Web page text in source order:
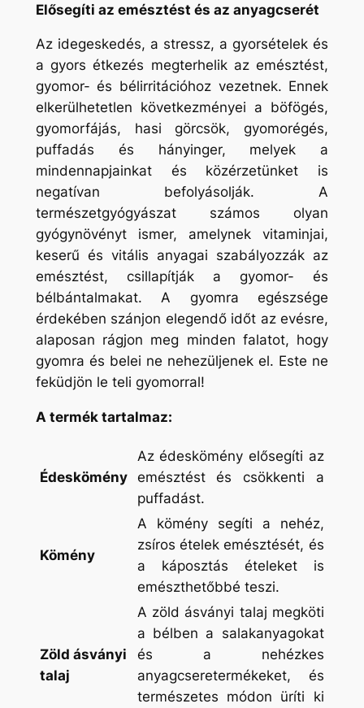
Elősegíti az emésztést és az anyagcserét
Az idegeskedés, a stressz, a gyorsételek és
a gyors étkezés megterhelik az emésztést,
gyomor- és bélirritációhoz vezetnek. Ennek
elkerülhetetlen következményei a böfögés,
gyomorfájás, hasi görcsök, gyomorégés,
puffadás és hányinger, melyek a
mindennapjainkat és közérzetünket is
negatívan befolyásolják. A
természetgyógyászat számos olyan
gyógynövényt ismer, amelynek vitaminjai,
keserű és vitális anyagai szabályozzák az
emésztést, csillapítják a gyomor- és
bélbántalmakat. A gyomra egészsége
érdekében szánjon elegendő időt az evésre,
alaposan rágjon meg minden falatot, hogy
gyomra és belei ne nehezüljenek el. Este ne
feküdjön le teli gyomorral!
A termék tartalmaz:
Édeskömény
Az édeskömény elősegíti az
emésztést és csökkenti a
puffadást.
Kömény
A kömény segíti a nehéz,
zsíros ételek emésztését, és
a káposztás ételeket is
emészthetőbbé teszi.
Zöld ásványi
talaj
A zöld ásványi talaj megköti
a bélben a salakanyagokat
és a nehézkes
anyagcseretermékeket, és
természetes módon üríti ki